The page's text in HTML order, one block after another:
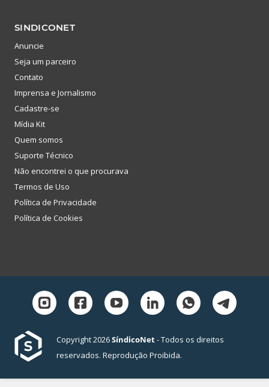
SINDICONET
Anuncie
Seja um parceiro
Contato
Imprensa e Jornalismo
Cadastre-se
Mídia Kit
Quem somos
Suporte Técnico
Não encontrei o que procurava
Termos de Uso
Política de Privacidade
Política de Cookies
Copyright 2026SíndicoNet- Todos os direitos
reservados. Reprodução Proibida.